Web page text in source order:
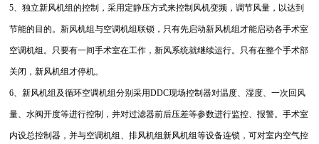
5、独立新风机组的控制，采用定静压方式来控制风机变频，调节风量，以达到
节能的目的。新风机组与空调机组联锁，只有先启动新风机组才能启动各手术室
空调机组。只要有一间手术室在工作，新风系统就继续运行。只有在整个手术部
关闭，新风机组才停机。
6、新风机组及循环空调机组分别采用DDC现场控制器对温度、湿度、一次回风
量、水阀开度等进行控制，并对过滤器前后压差等参数进行监控、报警。手术室
内设总控制器，并与空调机组、排风机组新风机组等设备连锁，可对室内空气控